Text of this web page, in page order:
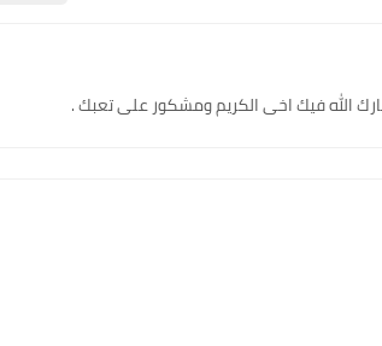
الله فيك اخى الكريم ومشكور على تعبك .